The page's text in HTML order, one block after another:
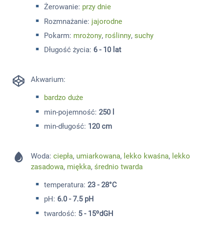
Żerowanie: przy dnie
Rozmnażanie: jajorodne
Pokarm: mrożony, roślinny, suchy
Długość życia: 6 - 10 lat
Akwarium:
bardzo duże
min-pojemność: 250 l
min-długość: 120 cm
Woda:ciepła, umiarkowana, lekko kwaśna, lekko
zasadowa, miękka,średnio twarda
temperatura: 23 - 28°C
pH: 6.0 - 7.5 pH
twardość: 5 - 15ºdGH